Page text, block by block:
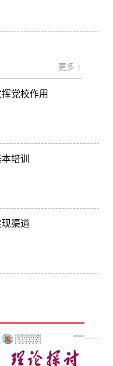
更多 +
党校作用
培训
渠道
体系